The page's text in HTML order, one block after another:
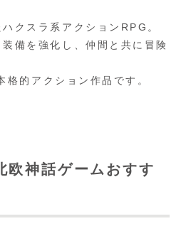
クスラ系アクションRPG。
備を強化し、仲間と共に冒険
的アクション作品です。
欧神話ゲームおすす